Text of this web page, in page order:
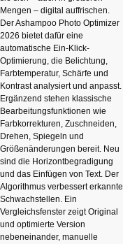
Mengen – digital auffrischen.
Der Ashampoo Photo Optimizer
2026 bietet dafür eine
automatische Ein-Klick-
Optimierung, die Belichtung,
Farbtemperatur, Schärfe und
Kontrast analysiert und anpasst.
Ergänzend stehen klassische
Bearbeitungsfunktionen wie
Farbkorrekturen, Zuschneiden,
Drehen, Spiegeln und
Größenänderungen bereit. Neu
sind die Horizontbegradigung
und das Einfügen von Text. Der
Algorithmus verbessert erkannte
Schwachstellen. Ein
Vergleichsfenster zeigt Original
und optimierte Version
nebeneinander, manuelle